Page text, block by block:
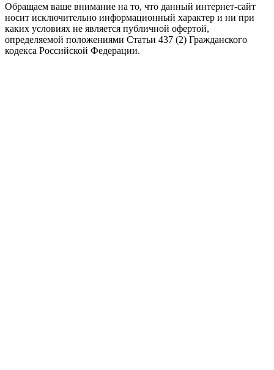
Обращаем ваше внимание на то, что данный интернет-сайт
носит исключительно информационный характер и ни при
каких условиях не является публичной офертой,
определяемой положениями Статьи 437 (2) Гражданского
кодекса Российской Федерации.